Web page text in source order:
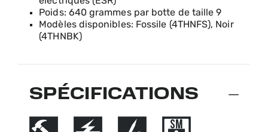
Poids: 640 grammes par botte de taille 9
Modèles disponibles: Fossile (4THNFS), Noir
(4THNBK)
SPÉCIFICATIONS